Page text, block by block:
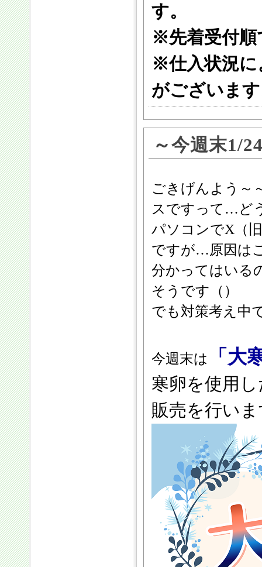
す。
※先着受付順
※仕入状況に
がございま
～今週末1/
ごきげんよう～
スですって…ど
パソコンでX（
ですが…原因は
分かってはいる
そうです（）
でも対策考え中
今週末は 「大
寒卵を使用
販売を行い